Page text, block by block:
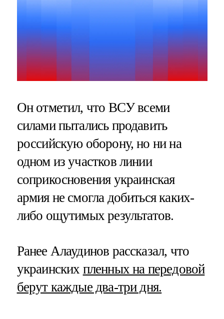
Он отметил, что ВСУ всеми
силами пытались продавить
российскую оборону, но ни на
одном из участков линии
соприкосновения украинская
армия не смогла добиться каких-
либо ощутимых результатов.
Ранее Алаудинов рассказал, что
украинских пленных на передовой
берут каждые два-три дня.